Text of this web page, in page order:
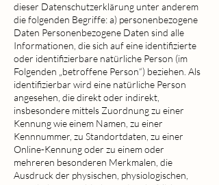
dieser Datenschutzerklärung unter anderem
die folgenden Begriffe: a) personenbezogene
Daten Personenbezogene Daten sind alle
Informationen, die sich auf eine identifizierte
oder identifizierbare natürliche Person (im
Folgenden „betroffene Person“) beziehen. Als
identifizierbar wird eine natürliche Person
angesehen, die direkt oder indirekt,
insbesondere mittels Zuordnung zu einer
Kennung wie einem Namen, zu einer
Kennnummer, zu Standortdaten, zu einer
Online-Kennung oder zu einem oder
mehreren besonderen Merkmalen, die
Ausdruck der physischen, physiologischen,